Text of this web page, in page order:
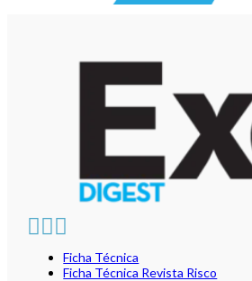
Ficha Técnica
Ficha Técnica Revista Risco